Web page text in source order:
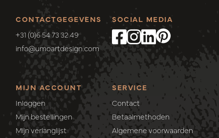
CONTACTGEGEVENS
+31 (0)6 54 73 32 49
info@umoartdesign.com
MIJN ACCOUNT
Inloggen
Mijn bestellingen
Mijn verlanglijst
SERVICE
Contact
Betaalmethoden
Algemene voorwaarden
SOCIAL MEDIA